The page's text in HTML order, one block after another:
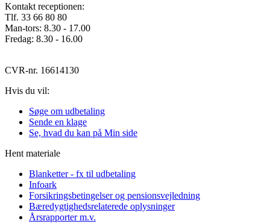
Kontakt receptionen:
Tlf. 33 66 80 80
Man-tors: 8.30 - 17.00
Fredag: 8.30 - 16.00
CVR-nr. 16614130
Hvis du vil:
Søge om udbetaling
Sende en klage
Se, hvad du kan på Min side
Hent materiale
Blanketter - fx til udbetaling
Infoark
Forsikringsbetingelser og pensionsvejledning
Bæredygtighedsrelaterede oplysninger
Årsrapporter m.v.